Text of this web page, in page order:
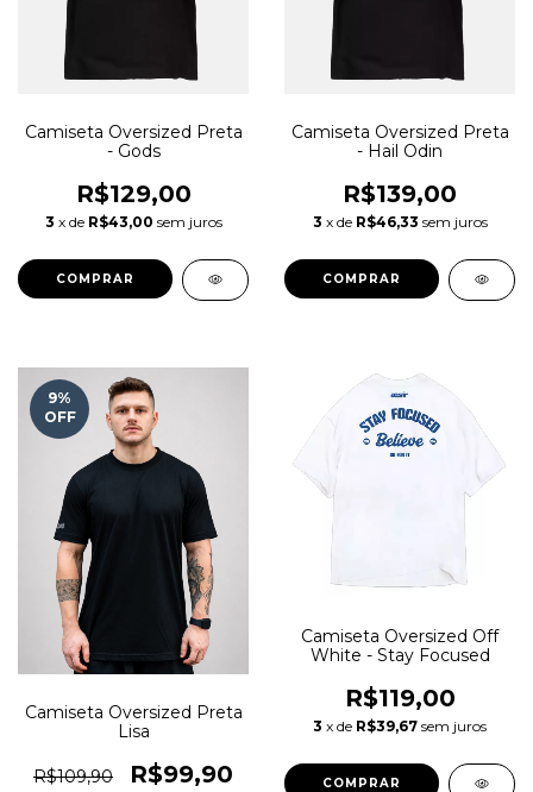
Camiseta Oversized Preta
- Gods
R$129,00
3 x de R$43,00 sem juros
COMPRAR
Camiseta Oversized Preta
- Hail Odin
R$139,00
3 x de R$46,33 sem juros
COMPRAR
9%
OFF
Camiseta Oversized Preta
Lisa
R$109,90 R$99,90
Camiseta Oversized Off
White - Stay Focused
R$119,00
3 x de R$39,67 sem juros
COMPRAR